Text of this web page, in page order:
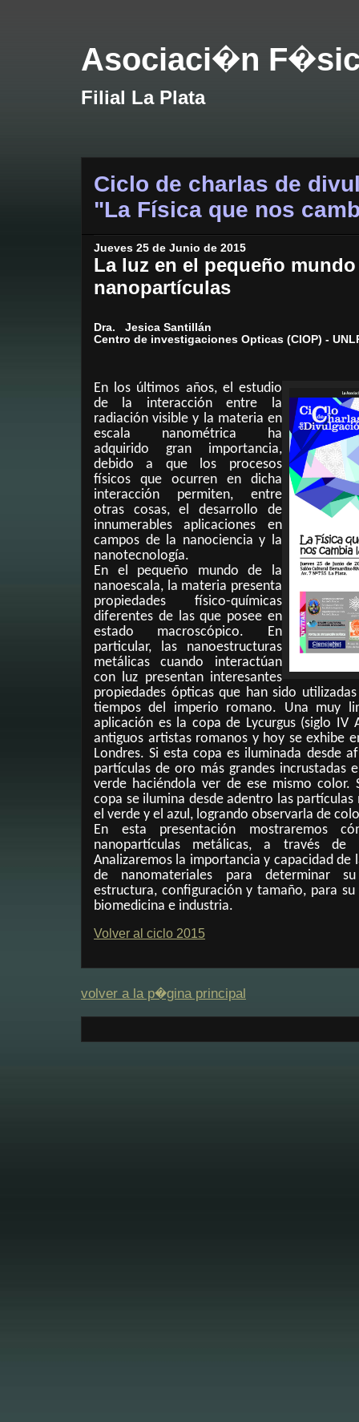
Asociaci�n
Filial La Plata
Ciclo de charlas de
"La Física que nos
Jueves 25 de Junio de 2015
La luz en el pequeño
nanopartículas
Dra. Jesica Santillán
Centro de investigaciones Opticas (CIOP) -
En los últimos años, el estudio
de la interacción entre la
radiación visible y la materia en
escala nanométrica ha
adquirido gran importancia,
debido a que los procesos
físicos que ocurren en dicha
interacción permiten, entre
otras cosas, el desarrollo de
innumerables aplicaciones en
campos de la nanociencia y la
nanotecnología.
En el pequeño mundo de la
nanoescala, la materia presenta
propiedades físico-químicas
diferentes de las que posee en
estado macroscópico. En
particular, las nanoestructuras
metálicas cuando interactúan
con luz presentan interesantes
propiedades ópticas que han sido
tiempos del imperio romano. Una muy
aplicación es la copa de Lycurgus (siglo IV
antiguos artistas romanos y hoy se exhibe
Londres. Si esta copa es iluminada desde
partículas de oro más grandes incrustadas
verde haciéndola ver de ese mismo color.
copa se ilumina desde adentro las partículas
el verde y el azul, logrando observarla de
En esta presentación mostraremos
nanopartículas metálicas, a través
Analizaremos la importancia y capacidad de
de nanomateriales para determinar
estructura, configuración y tamaño, para
biomedicina e industria.
Volver al ciclo 2015
volver a la p�gina principal